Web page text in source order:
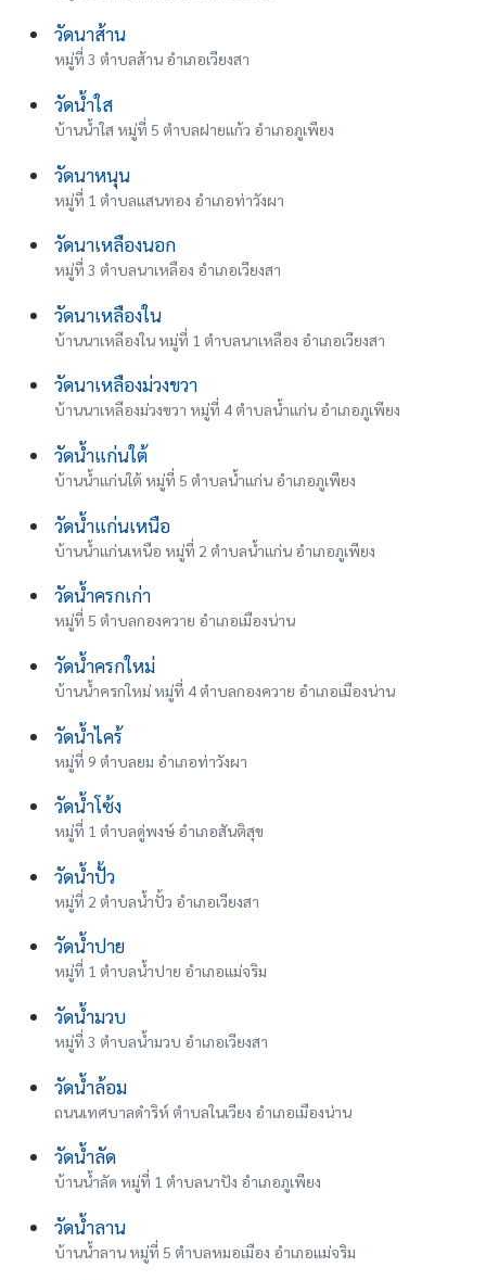
วัดนาส้าน
หมู่ที่ 3 ตำบลส้าน อำเภอเวียงสา
วัดน้ําใส
บ้านน้ําใส หมู่ที่ 5 ตำบลฝายแก้ว อำเภอภูเพียง
วัดนาหนุน
หมู่ที่ 1 ตำบลแสนทอง อำเภอท่าวังผา
วัดนาเหลืองนอก
หมู่ที่ 3 ตำบลนาเหลือง อำเภอเวียงสา
วัดนาเหลืองใน
บ้านนาเหลืองใน หมู่ที่ 1 ตำบลนาเหลือง อำเภอเวียงสา
วัดนาเหลืองม่วงขวา
บ้านนาเหลืองม่วงขวา หมู่ที่ 4 ตำบลน้ำแก่น อำเภอภูเพียง
วัดน้ำแก่นใต้
บ้านน้ำแก่นใต้ หมู่ที่ 5 ตำบลน้ำแก่น อำเภอภูเพียง
วัดน้ำแก่นเหนือ
บ้านน้ำแก่นเหนือ หมู่ที่ 2 ตำบลน้ำแก่น อำเภอภูเพียง
วัดน้ำครกเก่า
หมู่ที่ 5 ตำบลกองควาย อำเภอเมืองน่าน
วัดน้ำครกใหม่
บ้านน้ำครกใหม่ หมู่ที่ 4 ตำบลกองควาย อำเภอเมืองน่าน
วัดน้ำไคร้
หมู่ที่ 9 ตำบลยม อำเภอท่าวังผา
วัดน้ำโซ้ง
หมู่ที่ 1 ตำบลดู่พงษ์ อำเภอสันติสุข
วัดน้ำปั้ว
หมู่ที่ 2 ตำบลน้ำปั้ว อำเภอเวียงสา
วัดน้ำปาย
หมู่ที่ 1 ตำบลน้ำปาย อำเภอแม่จริม
วัดน้ำมวบ
หมู่ที่ 3 ตำบลน้ำมวบ อำเภอเวียงสา
วัดน้ำล้อม
ถนนเทศบาลดำริห์ ตำบลในเวียง อำเภอเมืองน่าน
วัดน้ำลัด
บ้านน้ำลัด หมู่ที่ 1 ตำบลนาปัง อำเภอภูเพียง
วัดน้ำลาน
บ้านน้ำลาน หมู่ที่ 5 ตำบลหมอเมือง อำเภอแม่จริม